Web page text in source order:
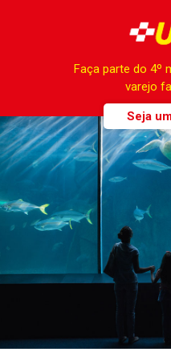
Faça parte do 4º
varejo
Seja